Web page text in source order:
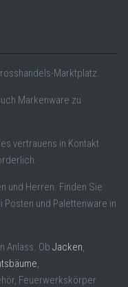
Marktplatz.
Markenware zu
vertrauens in Kontakt
und Herren. Finden Sie
Posten und Palettenware in
Anlass. Ob Jacken,
,
Feuerwerkskörper